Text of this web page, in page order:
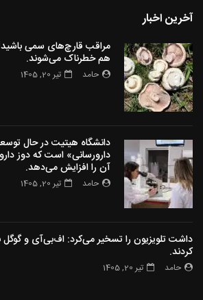
آخرین اخبار
مراقب قارچ‌های سمی
هم خطرناک می‌شوند.
حامد تیر 20, 1405
دانشگاه هیتیت در حال
دارورسانی» است که دوز
آن را افزایش می‌دهد.
حامد تیر 20, 1405
داشت تلویزیون را تسخیر می‌کرد: اف‌بی‌آی و گوگل
کردند.
حامد تیر 20, 1405